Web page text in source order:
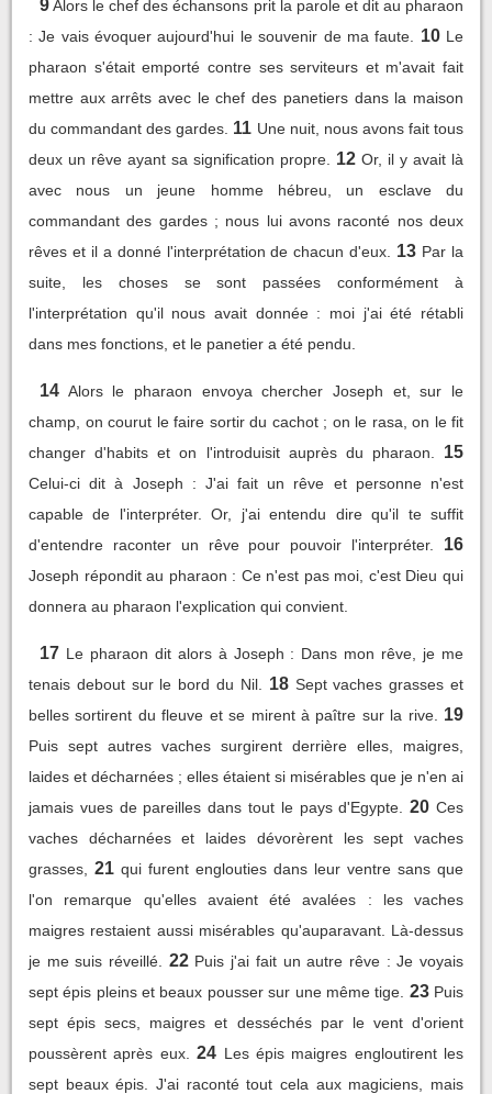
9Alors le chef des échansons prit la parole et dit au pharaon
: Je vais évoquer aujourd'hui le souvenir de ma faute.
10 Le
pharaon s'était emporté contre ses serviteurs et m'avait fait
mettre aux arrêts avec le chef des panetiers dans la maison
du commandant des gardes. 11 Une nuit, nous avons fait tous
deux un rêve ayant sa signification propre.
12 Or, il y avait là
avec nous un jeune homme hébreu, un esclave du
commandant des gardes ; nous lui avons raconté nos deux
rêves et il a donné l'interprétation de chacun d'eux.
13 Par la
suite, les choses se sont passées conformément à
l'interprétation qu'il nous avait donnée : moi j'ai été rétabli
dans mes fonctions, et le panetier a été pendu.
14 Alors le pharaon envoya chercher Joseph et, sur le
champ, on courut le faire sortir du cachot ; on le rasa, on le fit
changer d'habits et on l'introduisit auprès du pharaon.
15
Celui-ci dit à Joseph : J'ai fait un rêve et personne n'est
capable de l'interpréter. Or, j'ai entendu dire qu'il te suffit
d'entendre raconter un rêve pour pouvoir l'interpréter.
16
Joseph répondit au pharaon : Ce n'est pas moi, c'est Dieu qui
donnera au pharaon l'explication qui convient.
17 Le pharaon dit alors à Joseph : Dans mon rêve, je me
tenais debout sur le bord du Nil.
18 Sept vaches grasses et
belles sortirent du fleuve et se mirent à paître sur la rive.
19
Puis sept autres vaches surgirent derrière elles, maigres,
laides et décharnées ; elles étaient si misérables que je n'en ai
jamais vues de pareilles dans tout le pays d'Egypte.
20 Ces
vaches décharnées et laides dévorèrent les sept vaches
grasses,
21 qui furent englouties dans leur ventre sans que
l'on remarque qu'elles avaient été avalées : les vaches
maigres restaient aussi misérables qu'auparavant. Là-dessus
je me suis réveillé.
22 Puis j'ai fait un autre rêve : Je voyais
sept épis pleins et beaux pousser sur une même tige. 23 Puis
sept épis secs, maigres et desséchés par le vent d'orient
poussèrent après eux.
24 Les épis maigres engloutirent les
sept beaux épis. J'ai raconté tout cela aux magiciens, mais